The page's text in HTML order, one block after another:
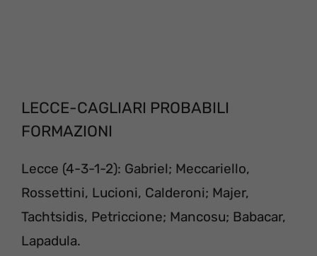
LECCE-CAGLIARI PROBABILI
FORMAZIONI
Lecce (4-3-1-2): Gabriel; Meccariello,
Rossettini, Lucioni, Calderoni; Majer,
Tachtsidis, Petriccione; Mancosu; Babacar,
Lapadula.